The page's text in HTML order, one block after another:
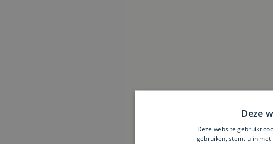
Deze
Deze website gebruikt
gebruiken, stemt u in met